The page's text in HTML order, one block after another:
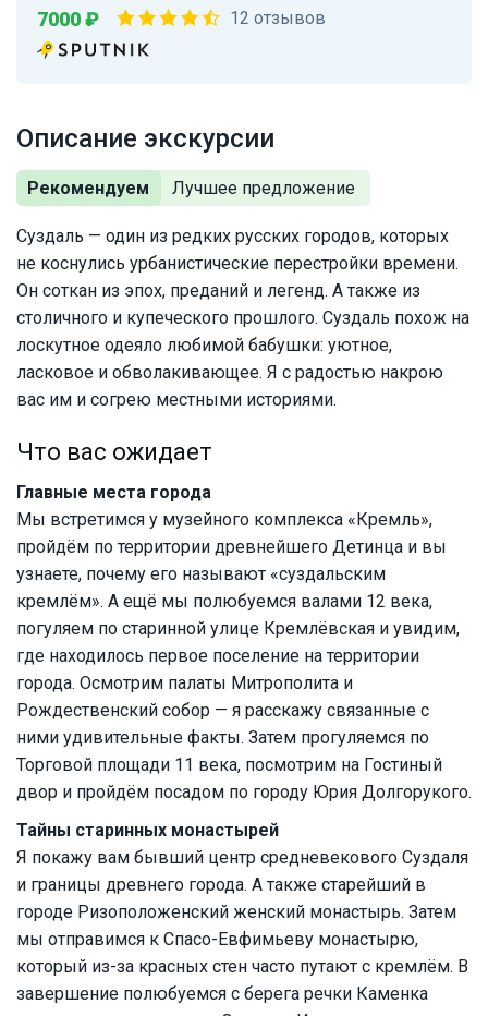
Описание экскурсии
Рекомендуем
Суздаль — один из редких русских городов, которых
не коснулись урбанистические перестройки времени.
Он соткан из эпох, преданий и легенд. А также из
столичного и купеческого прошлого. Суздаль похож на
лоскутное одеяло любимой бабушки: уютное,
ласковое и обволакивающее. Я с радостью накрою
вас им и согрею местными историями.
Что вас ожидает
Главные места города
Мы встретимся у музейного комплекса «Кремль»,
пройдём по территории древнейшего Детинца и вы
узнаете, почему его называют «суздальским
кремлём». А ещё мы полюбуемся валами 12 века,
погуляем по старинной улице Кремлёвская и увидим,
где находилось первое поселение на территории
города. Осмотрим палаты Митрополита и
Рождественский собор — я расскажу связанные с
ними удивительные факты. Затем прогуляемся по
Торговой площади 11 века, посмотрим на Гостиный
двор и пройдём посадом по городу Юрия Долгорукого.
Тайны старинных монастырей
Я покажу вам бывший центр средневекового Суздаля
и границы древнего города. А также старейший в
городе Ризоположенский женский монастырь. Затем
мы отправимся к Спасо-Евфимьеву монастырю,
который из-за красных стен часто путают с кремлём. В
завершение полюбуемся с берега речки Каменка
7000 ₽ 12 отзывов